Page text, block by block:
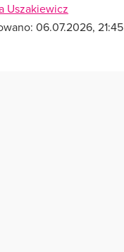
Uszakiewicz
06.07.2026, 21:45